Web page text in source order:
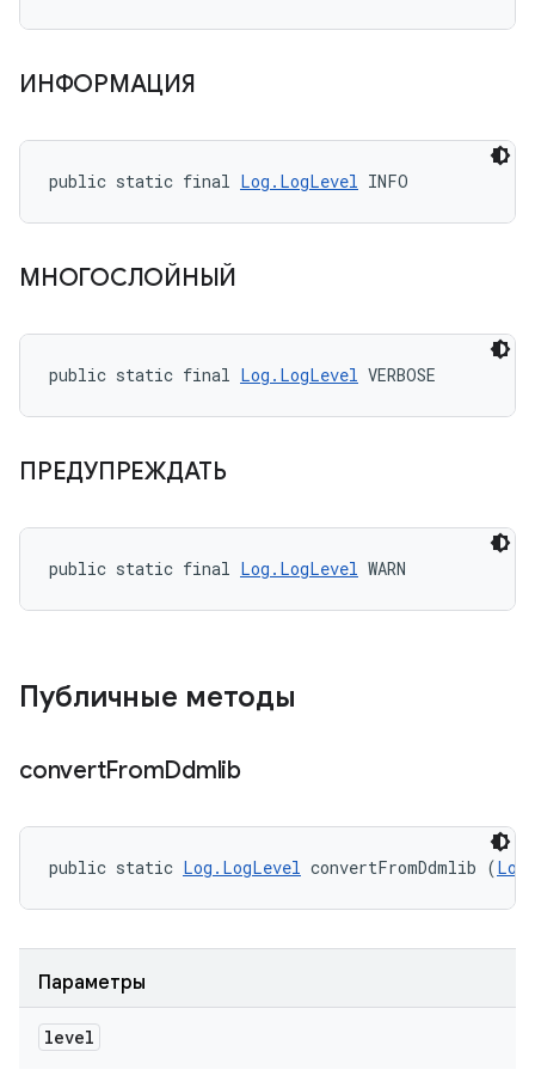
ИНФОРМАЦИЯ
public static final Log.LogLevel INFO
МНОГОСЛОЙНЫЙ
public static final Log.LogLevel VERBOSE
ПРЕДУПРЕЖДАТЬ
public static final Log.LogLevel WARN
Публичные методы
convertFromDdmlib
public static Log.LogLevel convertFromDdmlib (
Параметры
level